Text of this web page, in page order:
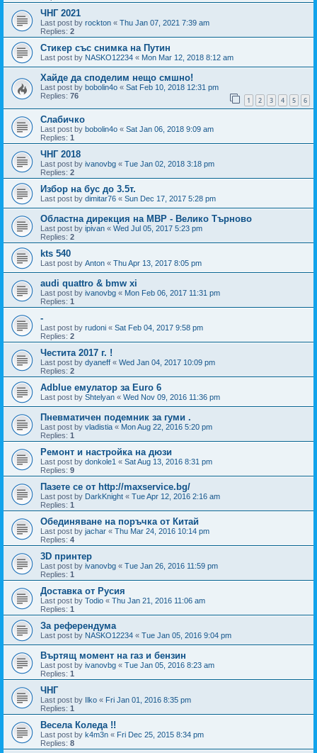
ЧНГ 2021
Last post by rockton « Thu Jan 07, 2021 7:39 am
Replies: 2
Стикер със снимка на Путин
Last post by NASKO12234 « Mon Mar 12, 2018 8:12 am
Хайде да споделим нещо смшно!
Last post by bobolin4o « Sat Feb 10, 2018 12:31 pm
Replies: 76 1 2 3 4 5 6
Слабичко
Last post by bobolin4o « Sat Jan 06, 2018 9:09 am
Replies: 1
ЧНГ 2018
Last post by ivanovbg « Tue Jan 02, 2018 3:18 pm
Replies: 2
Избор на бус до 3.5т.
Last post by dimitar76 « Sun Dec 17, 2017 5:28 pm
Областна дирекция на МВР - Велико Търново
Last post by ipivan « Wed Jul 05, 2017 5:23 pm
Replies: 2
kts 540
Last post by Anton « Thu Apr 13, 2017 8:05 pm
audi quattro & bmw xi
Last post by ivanovbg « Mon Feb 06, 2017 11:31 pm
Replies: 1
-
Last post by rudoni « Sat Feb 04, 2017 9:58 pm
Replies: 2
Честита 2017 г. !
Last post by dyaneff « Wed Jan 04, 2017 10:09 pm
Replies: 2
Adblue емулатор за Euro 6
Last post by Shtelyan « Wed Nov 09, 2016 11:36 pm
Пневматичен подемник за гуми .
Last post by vladistia « Mon Aug 22, 2016 5:20 pm
Replies: 1
Ремонт и настройка на дюзи
Last post by donkole1 « Sat Aug 13, 2016 8:31 pm
Replies: 9
Пазете се от http://maxservice.bg/
Last post by DarkKnight « Tue Apr 12, 2016 2:16 am
Replies: 1
Обединяване на поръчка от Китай
Last post by jachar « Thu Mar 24, 2016 10:14 pm
Replies: 4
3D принтер
Last post by ivanovbg « Tue Jan 26, 2016 11:59 pm
Replies: 1
Доставка от Русия
Last post by Todio « Thu Jan 21, 2016 11:06 am
Replies: 1
За референдума
Last post by NASKO12234 « Tue Jan 05, 2016 9:04 pm
Въртящ момент на газ и бензин
Last post by ivanovbg « Tue Jan 05, 2016 8:23 am
Replies: 1
ЧНГ
Last post by Ilko « Fri Jan 01, 2016 8:35 pm
Replies: 1
Весела Коледа !!
Last post by k4m3n « Fri Dec 25, 2015 8:34 pm
Replies: 8